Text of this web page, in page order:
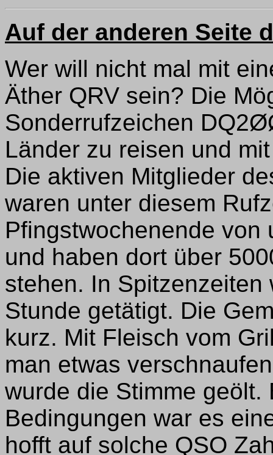
Auf der anderen Seite
Wer will nicht mal mit
Äther QRV sein? Die
Sonderrufzeichen
Länder zu reisen und
Die aktiven Mitglieder
waren unter diesem
Pfingstwochenende von
und haben dort über
stehen. In
Stunde getätigt. Die
kurz. Mit Fleisch vom
man etwas
wurde die Stimme
Bedingungen war es
hofft auf solche QSO